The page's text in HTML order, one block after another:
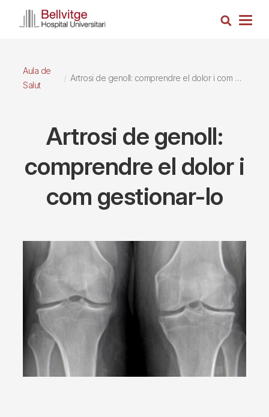
Cerca
Aula de
Salut
Artrosi de genoll: comprendre el dolor i com gestionar-lo
Artrosi de genoll:
comprendre el dolor i
com gestionar-lo
Imagen